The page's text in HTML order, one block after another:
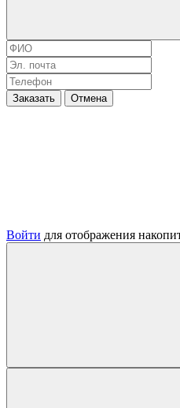
Заказать Отмена
Войти для отображения